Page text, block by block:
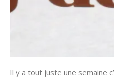
Il y a tout juste une semaine